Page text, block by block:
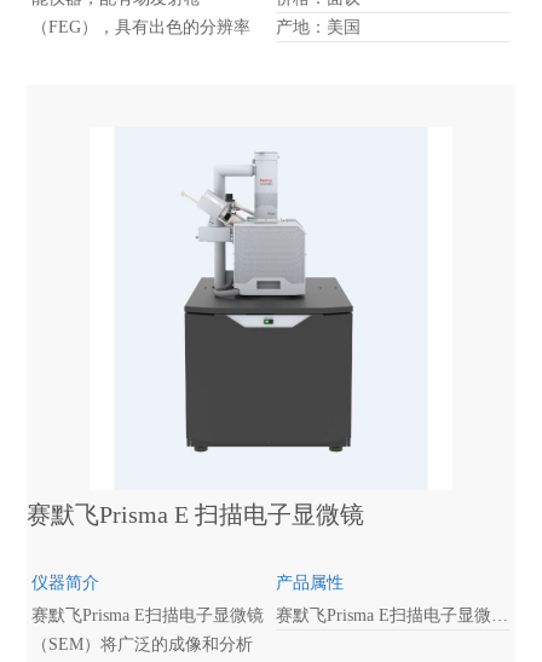
（FEG），具有出色的分辨率
产地：美国
赛默飞Prisma E 扫描电子显微镜
仪器简介
赛默飞Prisma E扫描电子显微镜
（SEM）将广泛的成像和分析
产品属性